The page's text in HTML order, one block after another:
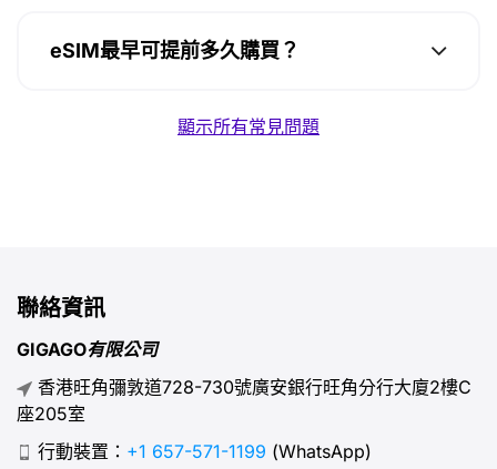
eSIM最早可提前多久購買？
顯示所有常見問題
聯絡資訊
GIGAGO有限公司
香港旺角彌敦道728-730號廣安銀行旺角分行大廈2樓C
座205室
行動裝置： +1 657-571-1199 (WhatsApp)